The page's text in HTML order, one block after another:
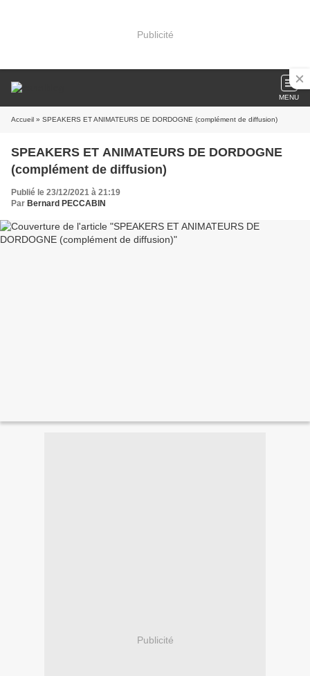
Publicité
MENU
Accueil » SPEAKERS ET ANIMATEURS DE DORDOGNE (complément de diffusion)
SPEAKERS ET ANIMATEURS DE DORDOGNE
(complément de diffusion)
Publié le 23/12/2021 à 21:19
Par Bernard PECCABIN
Publicité